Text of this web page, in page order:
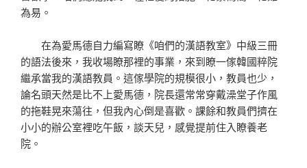
為易。
在為愛馬德自力編寫瞭《咱們的漢語教室》中級三冊
的語法後來，我收場瞭那裡的事業，來到瞭一傢韓國粹院
繼承當我的漢語教員。這傢學院的規模很小，教員也少，
論名頭天然是比不上愛馬德，院長還常常穿戴澡堂子作風
的拖鞋晃來蕩往，但我內心倒是喜歡。課餘和教員們擠在
小小的辦公室裡吃午飯，談天兒，感覺提前住入瞭養老
院。